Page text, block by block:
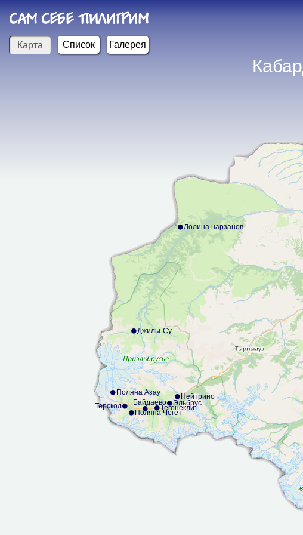
САМ СЕБЕ ПИЛИГРИМ
Карта Список Галерея
Байдаево
Джилы-Су
Долина нарзанов
Нейтрино
Поляна Азау
Поляна Чегет
Тегенекли
Терскол Эльбрус